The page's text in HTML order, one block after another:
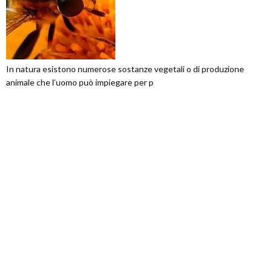
In natura esistono numerose sostanze vegetali o di produzione
animale che l’uomo può impiegare per p